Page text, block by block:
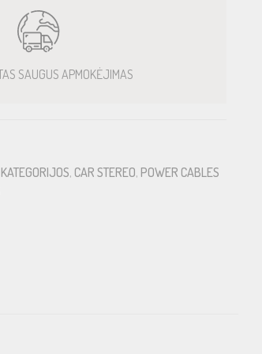
SAUGUS APMOKĖJIMAS
, CAR STEREO, POWER CABLES